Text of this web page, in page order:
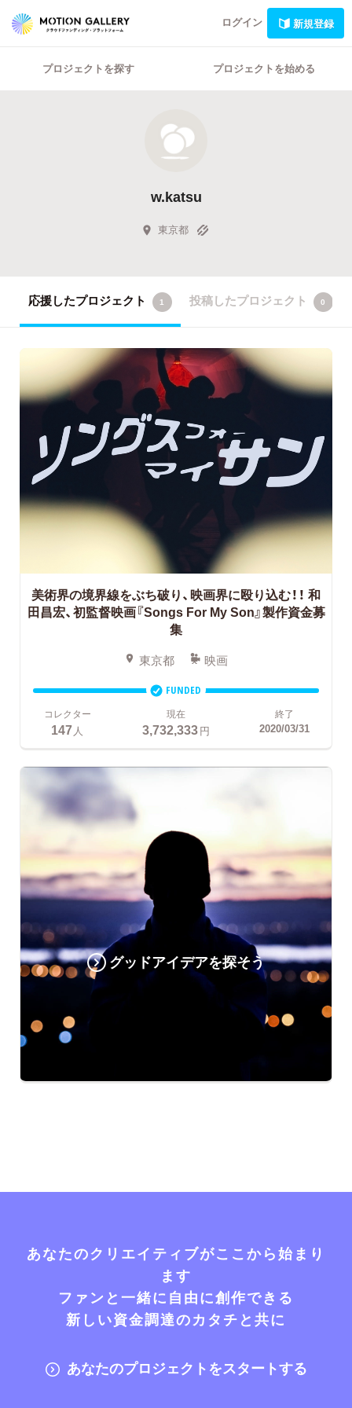
ログイン 新規登録
プロジェクトを探す プロジェクトを始める
w.katsu
東京都
応援したプロジェクト 1 投稿したプロジェクト 0
美術界の境界線をぶち破り、映画界に殴り込む！！ 和
田昌宏、初監督映画『Songs For My Son』製作資金募
集
東京都 映画
FUNDED
コレクター
147 人
現在
3,732,333円
終了
2020/03/31
グッドアイデアを探そう
あなたのクリエイティブがここから始まり
ます
ファンと一緒に自由に創作できる
新しい資金調達のカタチと共に
あなたのプロジェクトをスタートする